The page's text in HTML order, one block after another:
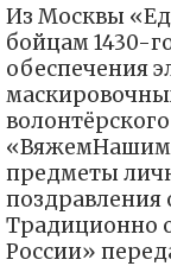
Из Москвы
бойцам 1430-
обеспечения
предметы
поздравления
Традиционно
России»